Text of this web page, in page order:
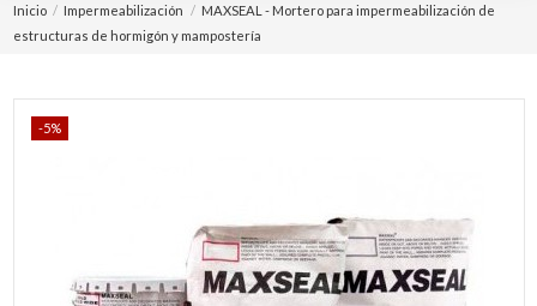
Inicio Impermeabilización
MAXSEAL - Mortero para impermeabilización de
estructuras de hormigón y mampostería
-5%